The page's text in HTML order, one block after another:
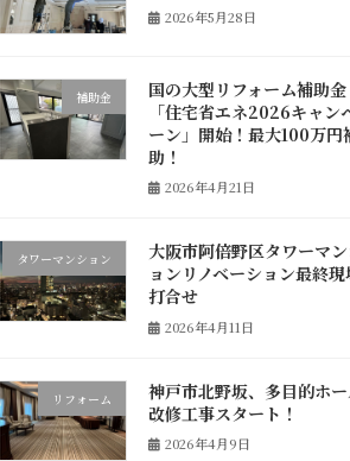
2026年5月28日
補助金
国の大型リフォーム補助金
「住宅省エネ2026キャン
ーン」開始！最大100万円
助！
2026年4月21日
タワーマンション
大阪市阿倍野区タワーマ
ョンリノベーション最終現
打合せ
2026年4月11日
リフォーム
神戸市北野坂、多目的ホ
改修工事スタート！
2026年4月9日